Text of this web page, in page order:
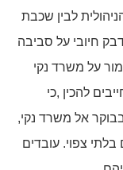
לבין שכבת
חיובי על סביבה
על משרד נקי
להכין ,כי
אל משרד נקי,
צפוי. עובדים